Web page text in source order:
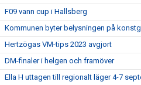
F09 vann cup i Hallsberg
Kommunen byter belysningen på
Hertzögas VM-tips 2023 avgjort
DM-finaler i helgen och framöver
Ella H uttagen till regionalt läger 4-7